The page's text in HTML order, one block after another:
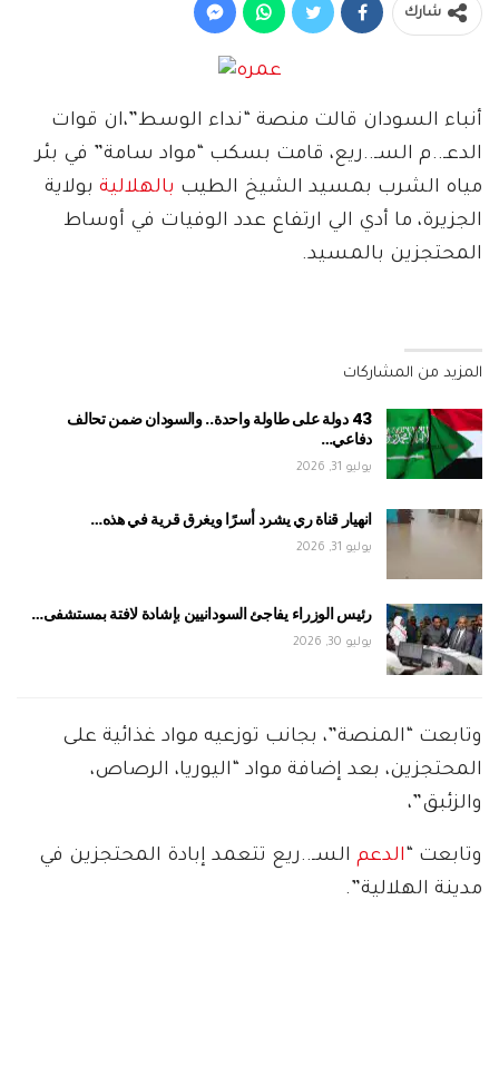
شارك
أنباء السودان قالت منصة “نداء الوسط”،ان قوات
الدعـ..م السـ..ريع، قامت بسكب “مواد سامة” في بئر
مياه الشرب بمسيد الشيخ الطيب بالهلالية بولاية
الجزيرة، ما أدي الي ارتفاع عدد الوفيات في أوساط
المحتجزين بالمسيد.
المزيد من المشاركات
43 دولة على طاولة واحدة.. والسودان ضمن تحالف
دفاعي…
يوليو 31, 2026
انهيار قناة ري يشرد أسرًا ويغرق قرية في هذه…
يوليو 31, 2026
رئيس الوزراء يفاجئ السودانيين بإشادة لافتة بمستشفى…
يوليو 30, 2026
وتابعت “المنصة”، بجانب توزعيه مواد غذائية على
المحتجزين، بعد إضافة مواد “اليوريا، الرصاص،
والزئبق”،
وتابعت “الدعم السـ..ريع تتعمد إبادة المحتجزين في
مدينة الهلالية”.